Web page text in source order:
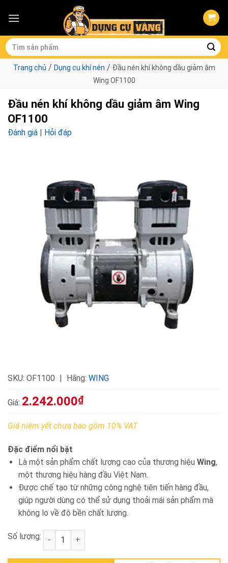
Tìm
kiếm:
Trang chủ / Dụng cụ khí nén / Đầu nén khí không dầu giảm âm
Wing OF1100
Đầu nén khí không dầu giảm âm Wing
OF1100
Đánh giá | Hỏi đáp
SKU: OF1100 Hãng: WING
Giá: 2.242.000₫
Giá niêm yết chưa bao gồm 10% VAT
Đặc điểm nổi bật
Là một sản phẩm chất lượng cao của thương hiệu Wing,
một thương hiệu hàng đầu Việt Nam.
Được chế tạo từ những công nghệ tiên tiến hàng đầu,
giúp người dùng có thể sử dụng thoải mái sản phẩm mà
không lo về độ bền chất lượng.
Số lượng: Đầu nén khí không dầu giảm âm Wing OF1100 số